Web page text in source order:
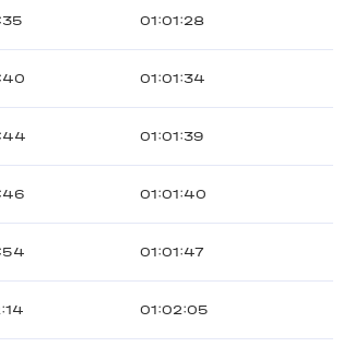
01:01:28
01:01:34
01:01:39
01:01:40
01:01:47
01:02:05